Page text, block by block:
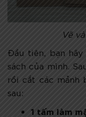
Vẽ
Đầu tiên, bạn
sách của mình.
rồi cắt các mảnh
sau:
1 tấm làm